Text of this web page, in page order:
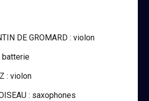
DE GROMARD : violon
batterie
: violon
: saxophones